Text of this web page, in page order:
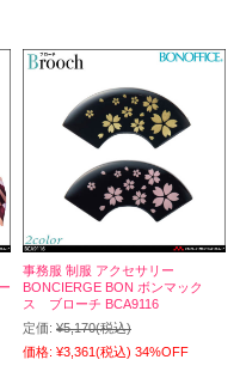
事務服 制服 アクセサリー
BONCIERGE BON ボンマック
ス ブローチ BCA9116
定価: ¥5,170(税込)
価格: ¥3,361(税込) 34%OFF